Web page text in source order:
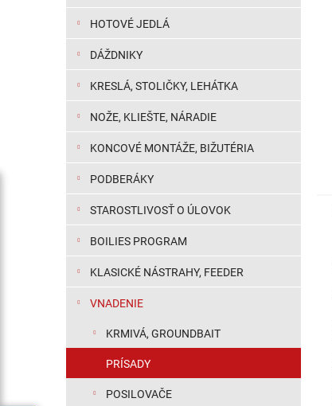
HOTOVÉ JEDLÁ
DÁŽDNIKY
KRESLÁ, STOLIČKY, LEHÁTKA
NOŽE, KLIEŠTE, NÁRADIE
KONCOVÉ MONTÁŽE, BIŽUTÉRIA
PODBERÁKY
STAROSTLIVOSŤ O ÚLOVOK
BOILIES PROGRAM
KLASICKÉ NÁSTRAHY, FEEDER
VNADENIE
KRMIVÁ, GROUNDBAIT
PRÍSADY
POSILOVAČE